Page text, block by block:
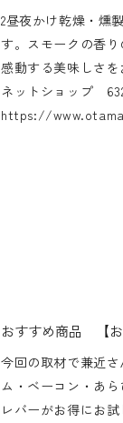
2昼夜かけ乾燥・燻
す。スモークの香り
感動する美味しさを
ネットショップ
https://
おすすめ商品 【お
今回の取材で兼近
ム・ベーコン・あ
レバーがお得にお